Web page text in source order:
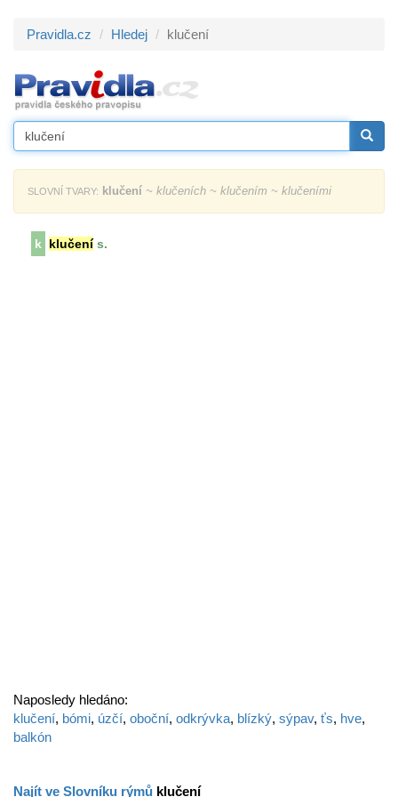
Pravidla.cz Hledej klučení
SLOVNÍ TVARY: klučení ~ klučeních ~ klučením ~ klučeními
k klučenís.
Naposledy hledáno:
klučení, bómi, úzčí, oboční, odkrývka, blízký, sýpav, ťs, hve,
balkón
Najít ve Slovníku rýmů klučení